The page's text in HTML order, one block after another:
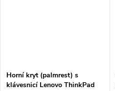
Horní kryt (palmrest) s
klávesnicí Lenovo ThinkPad